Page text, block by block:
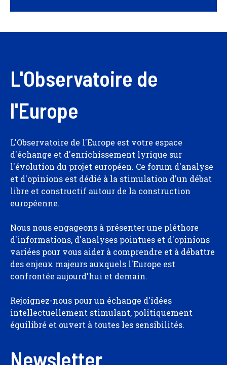
L'Observatoire de
l'Europe
L'Observatoire de l'Europe est votre espace
d'échange et d'enrichissement lyrique sur
l'évolution du projet européen. Ce forum d'analyse
et d'opinions est dédié à la stimulation d'un débat
libre et constructif autour de la construction
européenne.
Nous nous engageons à présenter une pléthore
d'informations, d'analyses pointues et d'opinions
variées pour vous aider à comprendre et à débattre
des enjeux majeurs auxquels l'Europe est
confrontée aujourd'hui et demain.
Rejoignez-nous pour un échange d'idées
intellectuellement stimulant, politiquement
équilibré et ouvert à toutes les sensibilités.
Newsletter